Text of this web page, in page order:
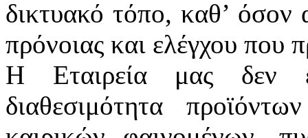
δικτυακό τόπο, καθ’ όσον
πρόνοιας και ελέγχου που
Η Εταιρεία μας δεν
διαθεσιμότητα